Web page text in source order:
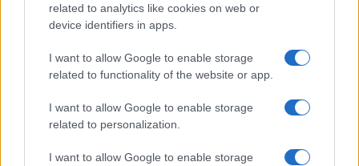
related to analytics like cookies on web or
device identifiers in apps.
I want to allow Google to enable storage
related to functionality of the website or app.
I want to allow Google to enable storage
related to personalization.
I want to allow Google to enable storage
Le nuove Havaianas Kitten Heel debuttano a
Copenhagen: un mix di comfort e stile